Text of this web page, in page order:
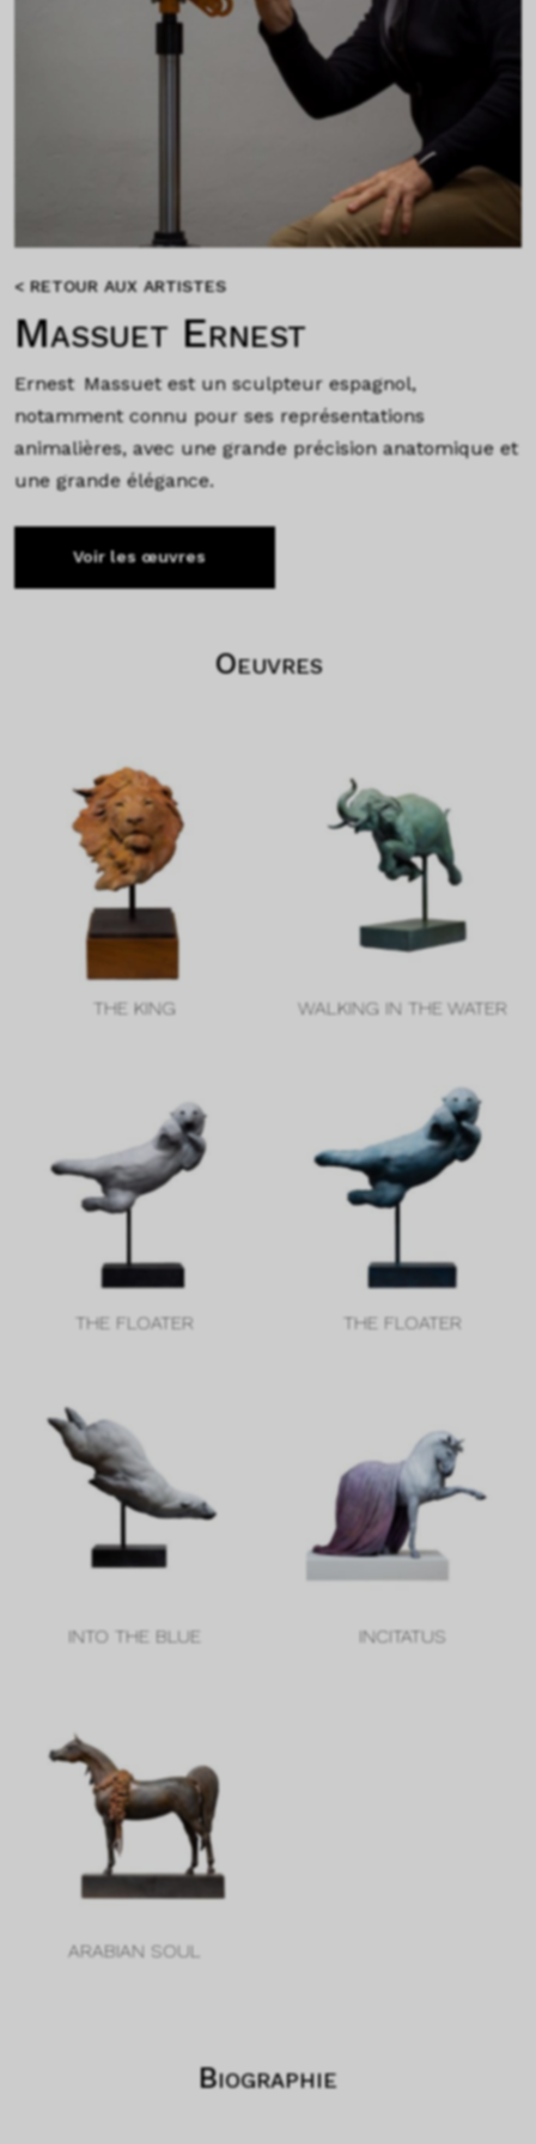
< RETOUR AUX ARTISTES
Massuet Ernest
Ernest Massuet est un sculpteur espagnol,
notamment connu pour ses représentations
animalières, avec une grande précision anatomique et
une grande élégance.
Voir les œuvres
Oeuvres
THE KING WALKING IN THE WATER
THE FLOATER THE FLOATER
INTO THE BLUE INCITATUS
ARABIAN SOUL
Biographie